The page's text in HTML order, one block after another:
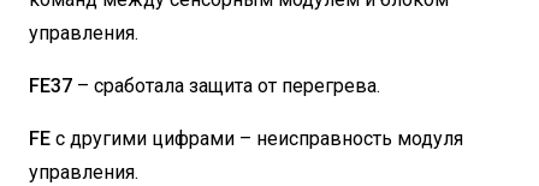
управления.
FE37 – сработала защита от перегрева.
FE с другими цифрами – неисправность модуля
управления.